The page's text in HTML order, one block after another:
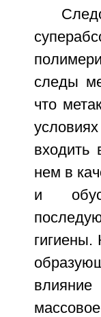
следы
что
входить
нем в
и
гигиены.